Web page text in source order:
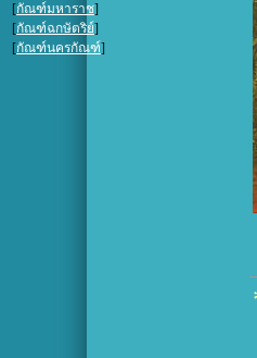
[กัณฑ์มหาราช]
[กัณฑ์ฉกษัตริย์]
[กัณฑ์นครกัณฑ์]